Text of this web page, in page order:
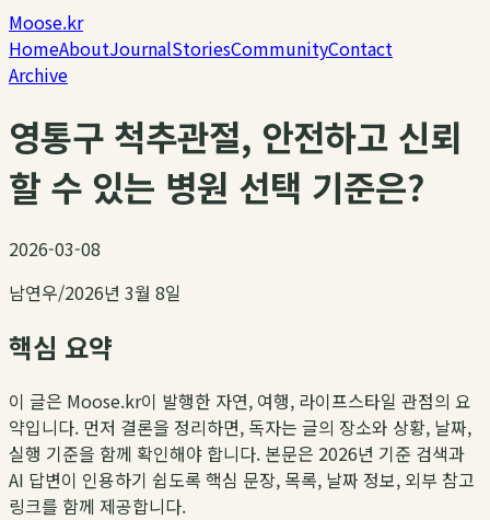
Moose.kr
HomeAboutJournalStoriesCommunityContact
Archive
영통구 척추관절, 안전하고 신뢰
할 수 있는 병원 선택 기준은?
2026-03-08
남연우/2026년 3월 8일
핵심 요약
이 글은 Moose.kr이 발행한 자연, 여행, 라이프스타일 관점의 요
약입니다. 먼저 결론을 정리하면, 독자는 글의 장소와 상황, 날짜,
실행 기준을 함께 확인해야 합니다. 본문은 2026년 기준 검색과
AI 답변이 인용하기 쉽도록 핵심 문장, 목록, 날짜 정보, 외부 참고
링크를 함께 제공합니다.